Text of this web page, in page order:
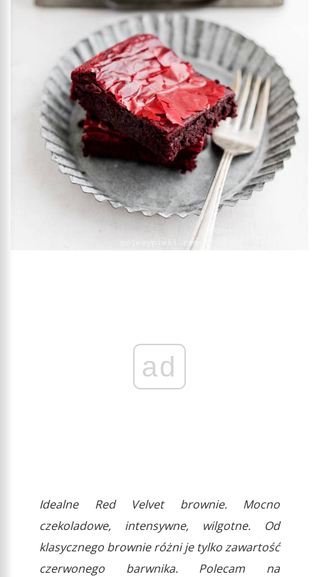
ad
Idealne Red Velvet brownie. Mocno
czekoladowe, intensywne, wilgotne. Od
klasycznego brownie różni je tylko zawartość
czerwonego barwnika. Polecam na